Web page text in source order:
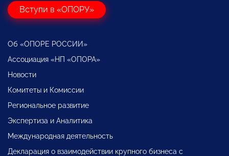
Вступи в «ОПОРУ»
Об «ОПОРЕ РОССИИ»
Ассоциация «НП «ОПОРА»
Новости
Комитеты и Комиссии
Региональное развитие
Экспертиза и Аналитика
Международная деятельность
Декларация о взаимодействии крупного бизнеса с